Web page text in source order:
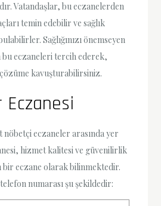
Vatandaşlar, bu eczanelerden
temin edebilir ve sağlık
Sağlığınızı önemseyen
bu eczaneleri tercih ederek,
çözüme kavuşturabilirsiniz.
Eczanesi
nöbetçi eczaneler arasında yer
hizmet kalitesi ve güvenilirlik
bir eczane olarak bilinmektedir.
numarası şu şekildedir: